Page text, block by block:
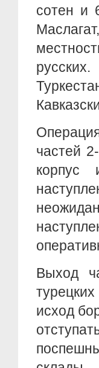
сотен и
частей
корпус
Выход
исход